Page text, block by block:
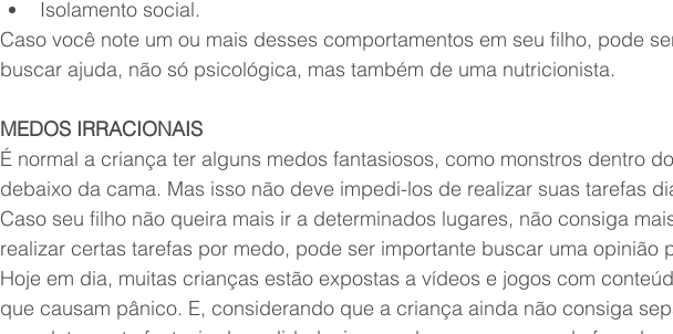
Isolamento social.
Caso você note um ou mais desses comportamentos em seu filho, pode
buscar ajuda, não só psicológica, mas também de uma nutricionista.
MEDOS IRRACIONAIS
É normal a criança ter alguns medos fantasiosos, como monstros dentro
debaixo da cama. Mas isso não deve impedi-los de realizar suas tarefas
Caso seu filho não queira mais ir a determinados lugares, não consiga
realizar certas tarefas por medo, pode ser importante buscar uma opinião
Hoje em dia, muitas crianças estão expostas a vídeos e jogos com
que causam pânico. E, considerando que a criança ainda não consiga